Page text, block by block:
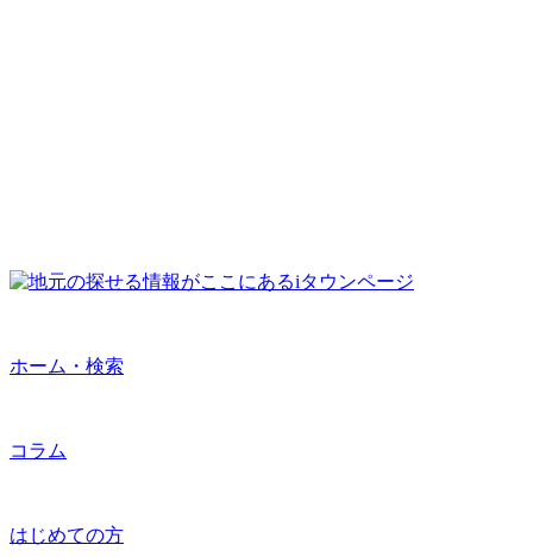
ホーム・検索
コラム
はじめての方